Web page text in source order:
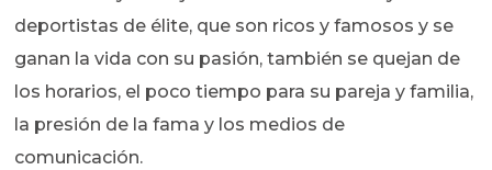
deportistas de élite, que son ricos y famosos y se
ganan la vida con su pasión, también se quejan de
los horarios, el poco tiempo para su pareja y familia,
la presión de la fama y los medios de
comunicación.